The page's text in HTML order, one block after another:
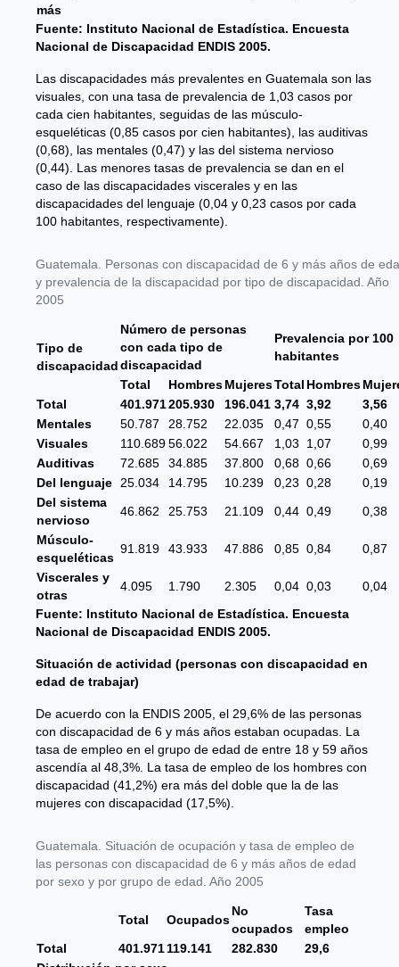
más
Fuente: Instituto Nacional de Estadística. Encuesta
Nacional de Discapacidad ENDIS 2005.
Las discapacidades más prevalentes en Guatemala son las
visuales, con una tasa de prevalencia de 1,03 casos por
cada cien habitantes, seguidas de las músculo-
esqueléticas (0,85 casos por cien habitantes), las auditivas
(0,68), las mentales (0,47) y las del sistema nervioso
(0,44). Las menores tasas de prevalencia se dan en el
caso de las discapacidades viscerales y en las
discapacidades del lenguaje (0,04 y 0,23 casos por cada
100 habitantes, respectivamente).
Guatemala. Personas con discapacidad de 6 y más años de
y prevalencia de la discapacidad por tipo de discapacidad. Año
2005
Tipo de
discapacidad
Número de personas
con cada tipo de
discapacidad
Prevalencia por 100
habitantes
Total
HombresMujeresTotal Hombres
Total
401.971205.930 196.041 3,74 3,92
3,56
Mentales
50.787 28.752 22.035 0,47 0,55
0,40
Visuales
110.68956.022 54.667 1,03 1,07
0,99
Auditivas
72.685 34.885 37.800 0,68 0,66
0,69
Del lenguaje
25.034 14.795 10.239 0,23 0,28
0,19
Del sistema
nervioso
46.862 25.753 21.109 0,44 0,49
0,38
Músculo-
esqueléticas
91.819 43.933 47.886 0,85 0,84
0,87
Viscerales y
otras
4.095 1.790 2.305 0,04 0,03
0,04
Fuente: Instituto Nacional de Estadística. Encuesta
Nacional de Discapacidad ENDIS 2005.
Situación de actividad (personas con discapacidad en
edad de trabajar)
De acuerdo con la ENDIS 2005, el 29,6% de las personas
con discapacidad de 6 y más años estaban ocupadas. La
tasa de empleo en el grupo de edad de entre 18 y 59 años
ascendía al 48,3%. La tasa de empleo de los hombres con
discapacidad (41,2%) era más del doble que la de las
mujeres con discapacidad (17,5%).
Guatemala. Situación de ocupación y tasa de empleo de
las personas con discapacidad de 6 y más años de edad
por sexo y por grupo de edad. Año 2005
Total Ocupados
No
ocupados
Tasa
empleo
Total
401.971119.141 282.830
29,6